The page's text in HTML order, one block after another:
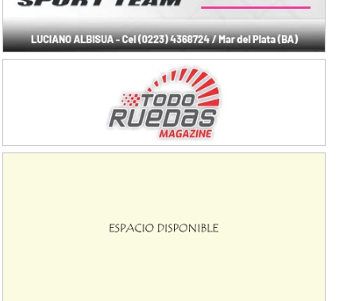
IAME SERIES ARGENTINA 6
Ramiro Tot (Asfalto)
Baradero (Buenos Aires)
Ciudad de Trenque Lauquen (Asfalto)
Trenque Lauquen (Buenos Aires)
ENTRERRIANO - F6 (POSTERGADA)
Parque de la Velocidad (Asfalto)